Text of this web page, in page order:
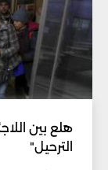
هلع بين
الترحيل"